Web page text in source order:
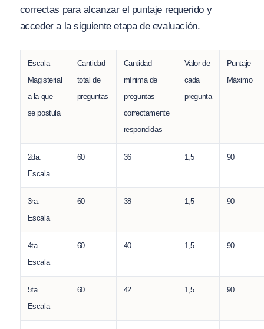
correctas para alcanzar el puntaje requerido y
acceder a la siguiente etapa de evaluación.
Escala
Magisterial
a la que
se postula
Cantidad
total de
preguntas
Cantidad
mínima de
preguntas
correctamente
respondidas
Valor de
cada
pregunta
Puntaje
Máximo
2da.
Escala
60 36 1,5 90
3ra.
Escala
60 38 1,5 90
4ta.
Escala
60 40 1,5 90
5ta.
Escala
60 42 1,5 90